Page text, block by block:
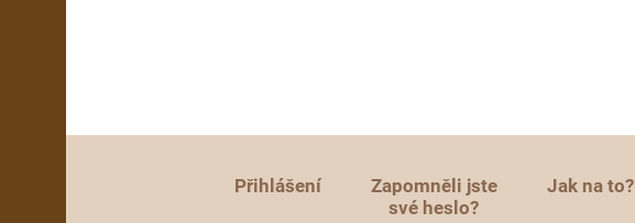
Přihlášení
Zapomněli jste
své heslo?
Jak na to?